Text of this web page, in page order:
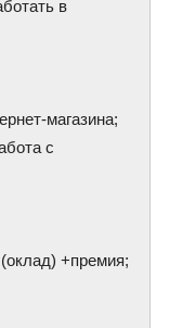
в
магазина;
с
+премия;